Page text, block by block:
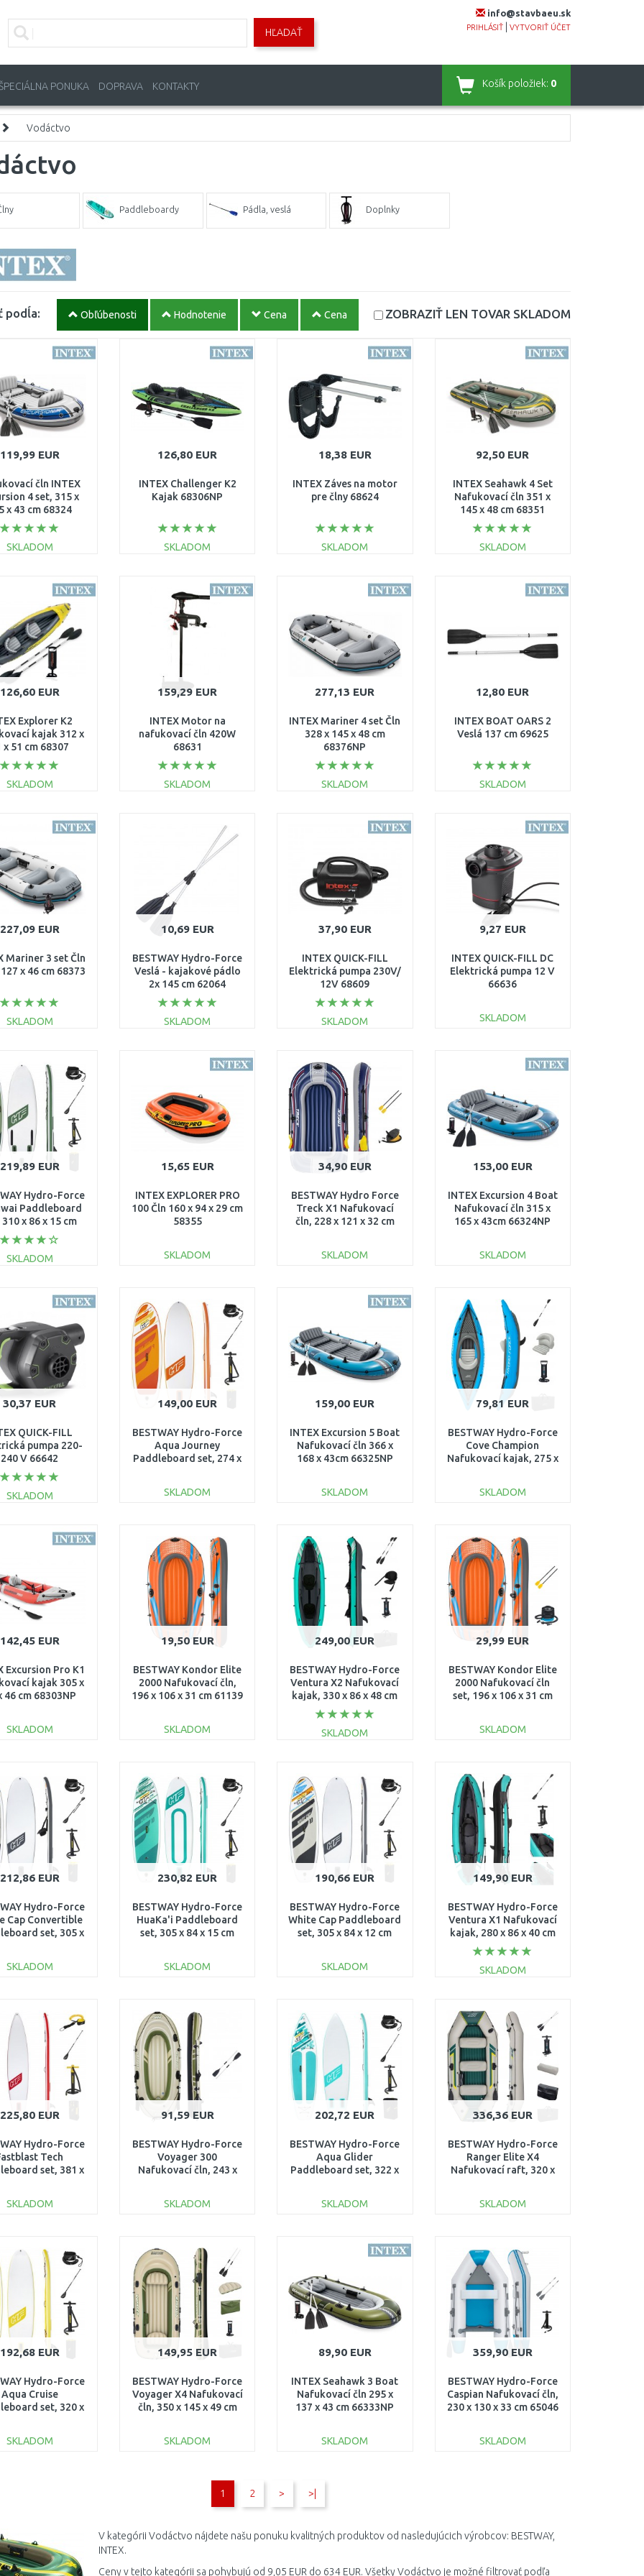
info@stavbaeu.sk
PRIHLÁSIŤ VYTVORIŤ ÚČET
HĽADAŤ
ŠPECIÁLNA PONUKA DOPRAVA KONTAKTY Košík položiek: 0
Vodáctvo
Paddleboardy Pádla, veslá Doplnky
podĺa: Obľúbenosti Hodnotenie Cena Cena ZOBRAZIŤ LEN TOVAR SKLADOM
119,99 EUR
čln INTEX
4 set, 315 x
x 43 cm 68324
SKLADOM
Porovnať
126,80 EUR
INTEX Challenger K2
Kajak 68306NP
SKLADOM
Porovnať
18,38 EUR
INTEX Záves na motor
pre člny 68624
SKLADOM
92,50 EUR
INTEX Seahawk 4 Set
Nafukovací čln 351 x
145 x 48 cm 68351
SKLADOM
126,60 EUR
Explorer K2
kajak 312 x
x 51 cm 68307
SKLADOM
159,29 EUR
INTEX Motor na
nafukovací čln 420W
68631
SKLADOM
277,13 EUR
INTEX Mariner 4 set Čln
328 x 145 x 48 cm
68376NP
SKLADOM
12,80 EUR
INTEX BOAT OARS 2
Veslá 137 cm 69625
SKLADOM
227,09 EUR
Mariner 3 set Čln
x 46 cm 68373
SKLADOM
Porovnať
10,69 EUR
BESTWAY Hydro-Force
Veslá - kajakové pádlo
2x 145 cm 62064
SKLADOM
37,90 EUR
INTEX QUICK-FILL
Elektrická pumpa 230V/
12V 68609
SKLADOM
Porovnať
9,27 EUR
INTEX QUICK-FILL DC
Elektrická pumpa 12 V
66636
SKLADOM
219,89 EUR
Hydro-Force
Paddleboard
x 86 x 15 cm
65308
SKLADOM
15,65 EUR
INTEX EXPLORER PRO
100 Čln 160 x 94 x 29 cm
58355
SKLADOM
Porovnať
34,90 EUR
BESTWAY Hydro Force
Treck X1 Nafukovací
čln, 228 x 121 x 32 cm
SKLADOM
153,00 EUR
INTEX Excursion 4 Boat
Nafukovací čln 315 x
165 x 43cm 66324NP
SKLADOM
Porovnať
30,37 EUR
QUICK-FILL
pumpa 220-
240 V 66642
SKLADOM
149,00 EUR
BESTWAY Hydro-Force
Aqua Journey
Paddleboard set, 274 x
SKLADOM
Porovnať
159,00 EUR
INTEX Excursion 5 Boat
Nafukovací čln 366 x
168 x 43cm 66325NP
SKLADOM
Porovnať
79,81 EUR
BESTWAY Hydro-Force
Cove Champion
Nafukovací kajak, 275 x
SKLADOM
Porovnať
142,45 EUR
Excursion Pro K1
kajak 305 x
46 cm 68303NP
SKLADOM
Porovnať
19,50 EUR
BESTWAY Kondor Elite
2000 Nafukovací čln,
196 x 106 x 31 cm 61139
SKLADOM
Porovnať
249,00 EUR
BESTWAY Hydro-Force
Ventura X2 Nafukovací
kajak, 330 x 86 x 48 cm
65052
SKLADOM
Porovnať
29,99 EUR
BESTWAY Kondor Elite
2000 Nafukovací čln
set, 196 x 106 x 31 cm
SKLADOM
Porovnať
212,86 EUR
Hydro-Force
Cap Convertible
set, 305 x
SKLADOM
Porovnať
230,82 EUR
BESTWAY Hydro-Force
HuaKa'i Paddleboard
set, 305 x 84 x 15 cm
SKLADOM
Porovnať
190,66 EUR
BESTWAY Hydro-Force
White Cap Paddleboard
set, 305 x 84 x 12 cm
SKLADOM
Porovnať
149,90 EUR
BESTWAY Hydro-Force
Ventura X1 Nafukovací
kajak, 280 x 86 x 40 cm
65118
SKLADOM
Porovnať
225,80 EUR
Hydro-Force
Tech
set, 381 x
SKLADOM
Porovnať
91,59 EUR
BESTWAY Hydro-Force
Voyager 300
Nafukovací čln, 243 x
SKLADOM
Porovnať
202,72 EUR
BESTWAY Hydro-Force
Aqua Glider
Paddleboard set, 322 x
SKLADOM
336,36 EUR
BESTWAY Hydro-Force
Ranger Elite X4
Nafukovací raft, 320 x
SKLADOM
Porovnať
192,68 EUR
Hydro-Force
Aqua Cruise
set, 320 x
SKLADOM
149,95 EUR
BESTWAY Hydro-Force
Voyager X4 Nafukovací
čln, 350 x 145 x 49 cm
SKLADOM
89,90 EUR
INTEX Seahawk 3 Boat
Nafukovací čln 295 x
137 x 43 cm 66333NP
SKLADOM
359,90 EUR
BESTWAY Hydro-Force
Caspian Nafukovací čln,
230 x 130 x 33 cm 65046
SKLADOM
1 2 > >|
V kategórii Vodáctvo nájdete našu ponuku kvalitných produktov od nasledujúcich výrobcov: BESTWAY,
INTEX.
Ceny v tejto kategórii sa pohybujú od 9,05 EUR do 634 EUR. Všetky Vodáctvo je možné filtrovať podľa